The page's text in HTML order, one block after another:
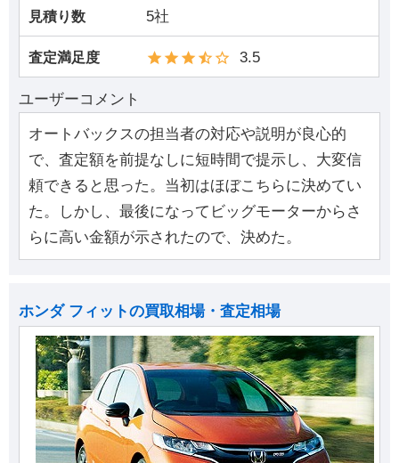
見積り数 5社
査定満足度 3.5
ユーザーコメント
オートバックスの担当者の対応や説明が良心的
で、査定額を前提なしに短時間で提示し、大変信
頼できると思った。当初はほぼこちらに決めてい
た。しかし、最後になってビッグモーターからさ
らに高い金額が示されたので、決めた。
ホンダ フィットの買取相場・査定相場